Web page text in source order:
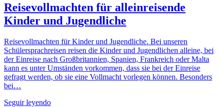
Reisevollmachten für alleinreisende
Kinder und Jugendliche
Reisevollmachten für Kinder und Jugendliche. Bei unseren
Schülersprachreisen reisen die Kinder und Jugendlichen alleine, bei
der Einreise nach Großbritannien, Spanien, Frankreich oder Malta
kann es unter Umständen vorkommen, dass sie bei der Einreise
gefragt werden, ob sie eine Vollmacht vorlegen können. Besonders
bei…
Seguir leyendo